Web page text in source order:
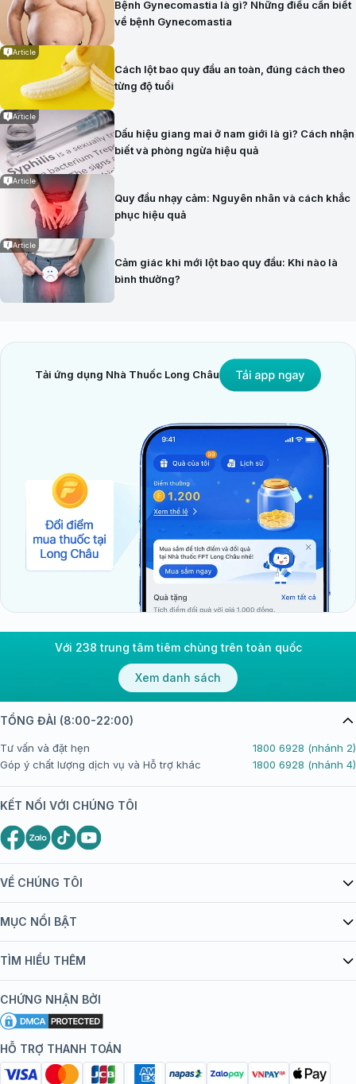
Bệnh Gynecomastia là gì? Những điều cần biết
về bệnh Gynecomastia
Article
Cách lột bao quy đầu an toàn, đúng cách theo
từng độ tuổi
Article
Dấu hiệu giang mai ở nam giới là gì? Cách nhận
biết và phòng ngừa hiệu quả
Article
Quy đầu nhạy cảm: Nguyên nhân và cách khắc
phục hiệu quả
Article
Cảm giác khi mới lột bao quy đầu: Khi nào là
bình thường?
Tải ứng dụng Nhà Thuốc Long Châu
Với 238 trung tâm tiêm chủng trên toàn quốc
Xem danh sách
VỀ CHÚNG TÔI
Giới thiệu Tiêm Chủng FPT Long Châu
bán hàng
Chính sách nội dung
Chính sách bảo mật
Chính sách bảo mật dữ liệu cá nhân
MỤC NỔI BẬT
Danh mục vắc xin
Đội ngũ bác sĩ, chuyên gia
Hệ thống trung tâm tiêm chủng
TÌM HIỂU THÊM
Khuyến mãi
Tôi nên tiêm gì?
Tiêm chủng đi nước ngoài
CHỨNG NHẬN BỞI
HỖ TRỢ THANH TOÁN
TỔNG ĐÀI (8:00-22:00)
Tư vấn và đặt hẹn
1800 6928 (nhánh 2)
Góp ý chất lượng dịch vụ và Hỗ trợ khác
1800 6928 (nhánh 4)
KẾT NỐI VỚI CHÚNG TÔI